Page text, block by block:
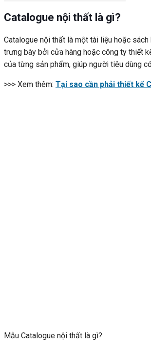
Catalogue nội thất là gì?
Catalogue nội thất là một tài liệu hoặc
trưng bày bởi cửa hàng hoặc công ty thiết
của từng sản phẩm, giúp người tiêu dùng
>>> Xem thêm: Tại sao cần phải thiết kế
Mẫu Catalogue nội thất là gì?